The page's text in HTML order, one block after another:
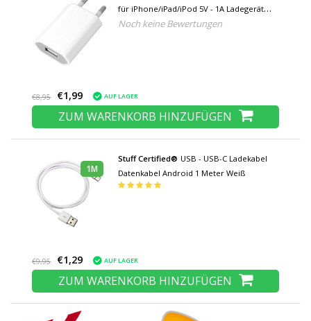
für iPhone/iPad/iPod 5V - 1A Ladegerät
USB AC Home Weiß
Noch keine Bewertungen
€8,95 €1,99 AUF LAGER
ZUM WARENKORB HINZUFÜGEN
1M
Stuff Certified® USB - USB-C Ladekabel
Datenkabel Android 1 Meter Weiß
€9,95 €1,29 AUF LAGER
ZUM WARENKORB HINZUFÜGEN